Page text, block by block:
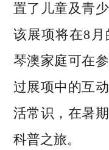
置了儿童及青
该展项将在8
琴澳家庭可在
过展项中的互
活常识，在暑
科普之旅。